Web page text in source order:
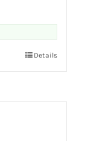
Details